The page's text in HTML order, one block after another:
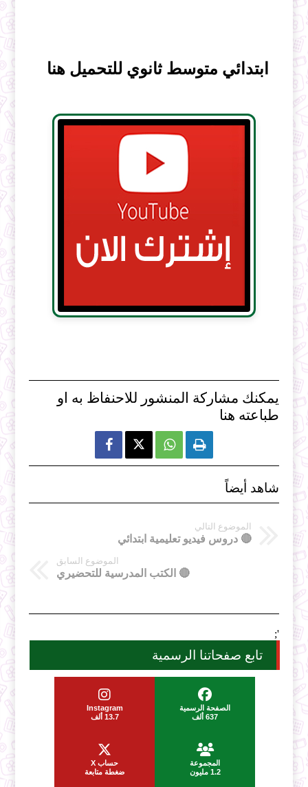
ابتدائي متوسط ثانوي للتحميل هنا
يمكنك مشاركة المنشور للاحنفاظ به او
طباعته هنا
  
شاهد أيضاً
الموضوع التالي
🔴 دروس فيديو تعليمية ابتدائي
الموضوع السابق
🔴 الكتب المدرسية للتحضيري
';
تابع صفحاتنا الرسمية
الصفحة الرسمية
637 ألف
Instagram
13.7 ألف
المجموعة
1.2 مليون
حساب X
ضغطة متابعة